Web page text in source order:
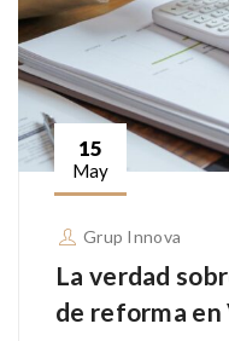
15
May
Grup Innova
La verdad
de reforma en